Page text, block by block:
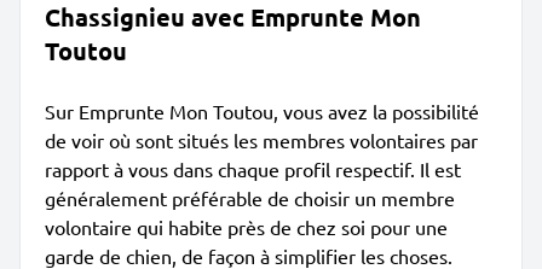
Chassignieu avec Emprunte Mon
Toutou
Sur Emprunte Mon Toutou, vous avez la possibilité
de voir où sont situés les membres volontaires par
rapport à vous dans chaque profil respectif. Il est
généralement préférable de choisir un membre
volontaire qui habite près de chez soi pour une
garde de chien, de façon à simplifier les choses.